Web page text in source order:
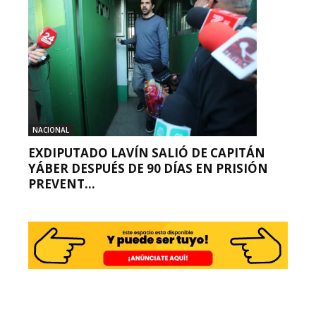
NACIONAL
EXDIPUTADO LAVÍN SALIÓ DE CAPITÁN
YÁBER DESPUÉS DE 90 DÍAS EN PRISIÓN
PREVENT...